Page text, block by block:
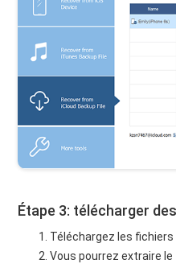
Étape 3: télécharger
Téléchargez les
Vous pourrez extraire